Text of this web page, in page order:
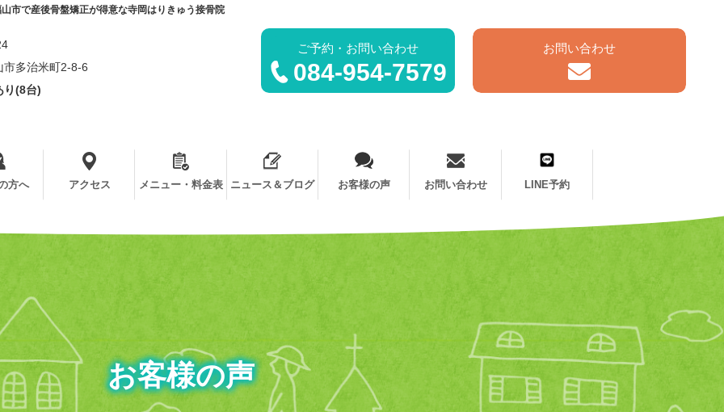
市で産後骨盤矯正が得意な寺岡はりきゅう接骨院
ご予約・お問い合わせ
084-954-7579
お問い合わせ
市多治米町2-8-6
(8台)
方へ アクセス メニュー・料金表 ニュース＆ブログ お客様の声 お問い合わせ LINE予約
お客様の声